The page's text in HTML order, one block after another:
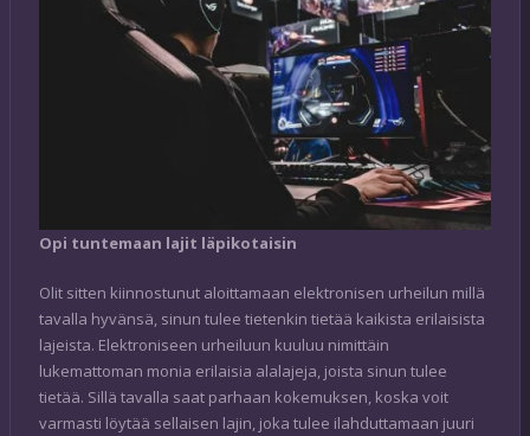
Opi tuntemaan lajit läpikotaisin
Olit sitten kiinnostunut aloittamaan elektronisen urheilun millä
tavalla hyvänsä, sinun tulee tietenkin tietää kaikista erilaisista
lajeista. Elektroniseen urheiluun kuuluu nimittäin
lukemattoman monia erilaisia alalajeja, joista sinun tulee
tietää. Sillä tavalla saat parhaan kokemuksen, koska voit
varmasti löytää sellaisen lajin, joka tulee ilahduttamaan juuri